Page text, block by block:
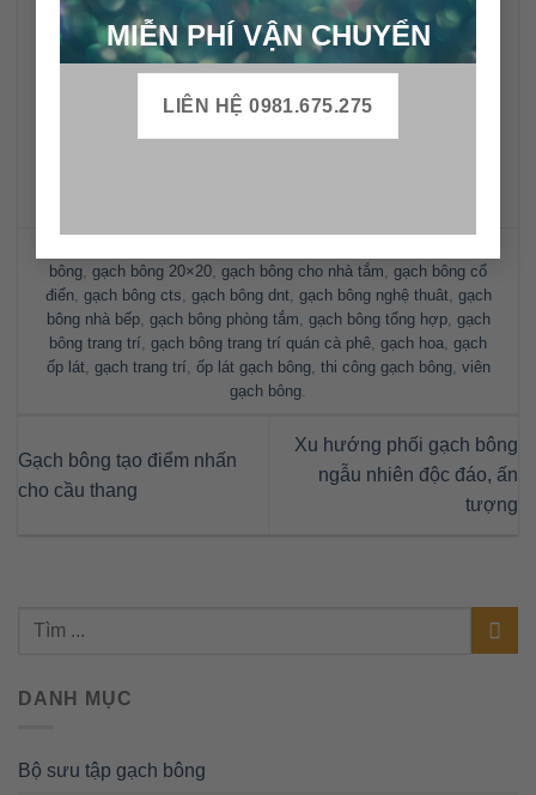
MIỄN PHÍ VẬN CHUYỂN
LIÊN HỆ 0981.675.275
bông, gạch bông 20×20, gạch bông cho nhà tắm, gạch bông cổ
điển, gạch bông cts, gạch bông dnt, gạch bông nghệ thuât, gạch
bông nhà bếp, gạch bông phòng tắm, gạch bông tổng hợp, gạch
bông trang trí, gạch bông trang trí quán cà phê, gạch hoa, gạch
ốp lát, gạch trang trí, ốp lát gạch bông, thi công gạch bông, viên
gạch bông.
Gạch bông tạo điểm nhấn
cho cầu thang
Xu hướng phối gạch bông
ngẫu nhiên độc đáo, ấn
tượng
DANH MỤC
Bộ sưu tập gạch bông